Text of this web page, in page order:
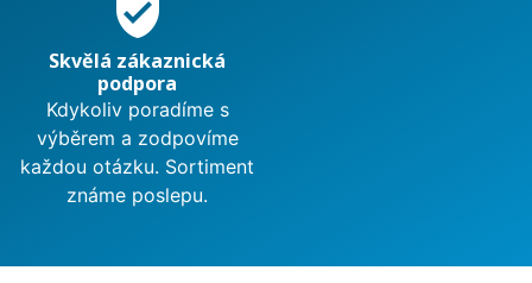
verified_user
Skvělá zákaznická
podpora
Kdykoliv poradíme s
výběrem a zodpovíme
každou otázku. Sortiment
známe poslepu.